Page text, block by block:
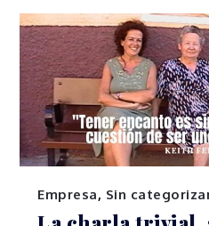
Empresa, Sin